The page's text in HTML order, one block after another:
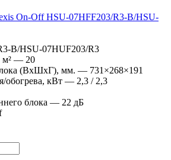
On-Off HSU-07HFF203/R3-B/HSU-
B/HSU-07HUF203/R3
— 20
(ВхШхГ), мм. — 731×268×191
обогрева, кВт — 2,3 / 2,3
блока — 22 дБ